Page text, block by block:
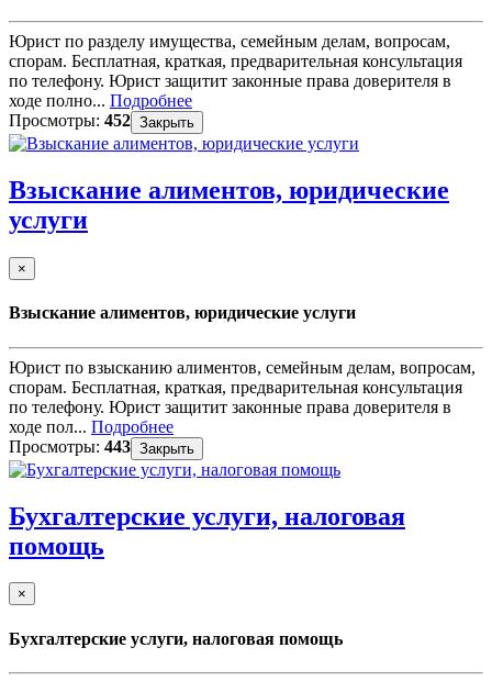
Юрист по разделу имущества, семейным делам, вопросам,
спорам. Бесплатная, краткая, предварительная консультация
по телефону. Юрист защитит законные права доверителя в
ходе полно... Подробнее
Просмотры: 452 Закрыть
Взыскание алиментов, юридические
услуги
×
Взыскание алиментов, юридические услуги
Юрист по взысканию алиментов, семейным делам, вопросам,
спорам. Бесплатная, краткая, предварительная консультация
по телефону. Юрист защитит законные права доверителя в
ходе пол... Подробнее
Просмотры: 443 Закрыть
Бухгалтерские услуги, налоговая
помощь
×
Бухгалтерские услуги, налоговая помощь